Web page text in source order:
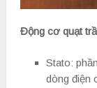
Động cơ quạt
Stato:
dòng điện